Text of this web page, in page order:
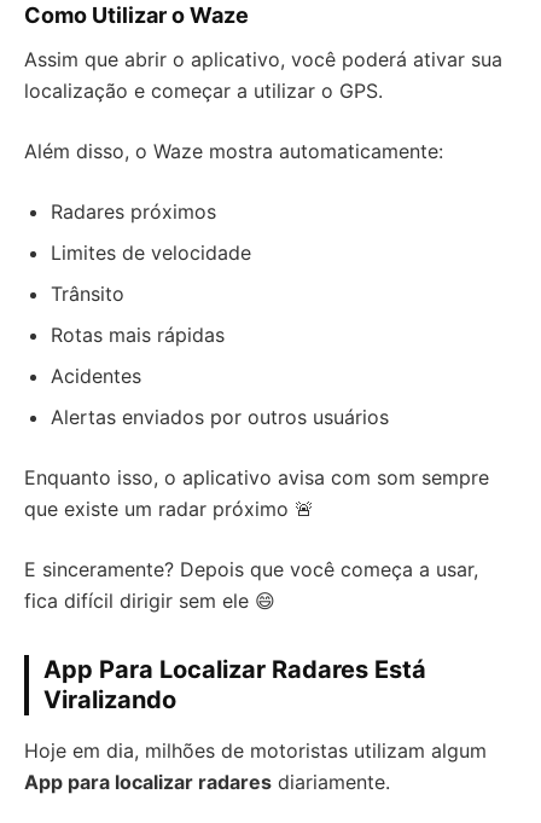
Como Utilizar o Waze
Assim que abrir o aplicativo, você poderá ativar sua
localização e começar a utilizar o GPS.
Além disso, o Waze mostra automaticamente:
Radares próximos
Limites de velocidade
Trânsito
Rotas mais rápidas
Acidentes
Alertas enviados por outros usuários
Enquanto isso, o aplicativo avisa com som sempre
que existe um radar próximo 🚨
E sinceramente? Depois que você começa a usar,
fica difícil dirigir sem ele 😄
App Para Localizar Radares Está
Viralizando
Hoje em dia, milhões de motoristas utilizam algum
App para localizar radares diariamente.